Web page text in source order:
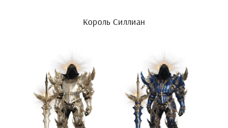
Король Силлиан